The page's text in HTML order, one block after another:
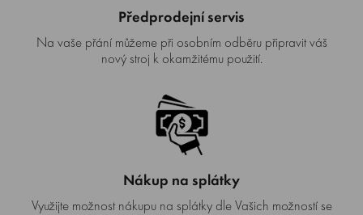
Předprodejní servis
Na vaše přání můžeme při osobním odběru připravit váš
nový stroj k okamžitému použití.
Nákup na splátky
Využijte možnost nákupu na splátky dle Vašich možností se